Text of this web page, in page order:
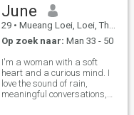
June
29 • Mueang Loei, Loei, Thailand
Op zoek naar: Man 33 - 50
I'm a woman with a soft
heart and a curious mind. I
love the sound of rain,
meaningful conversations,